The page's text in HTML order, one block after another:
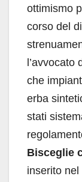
ottimismo
corso del
che
erba
stati
Bisceglie
inserito